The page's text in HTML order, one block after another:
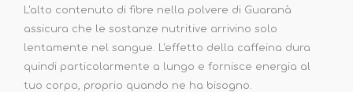
L'alto contenuto di fibre nella polvere di Guaranà
assicura che le sostanze nutritive arrivino solo
lentamente nel sangue. L'effetto della caffeina dura
quindi particolarmente a lungo e fornisce energia al
tuo corpo, proprio quando ne ha bisogno.